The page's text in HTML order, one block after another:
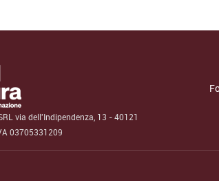
via dell'Indipendenza, 13 - 40121
03705331209